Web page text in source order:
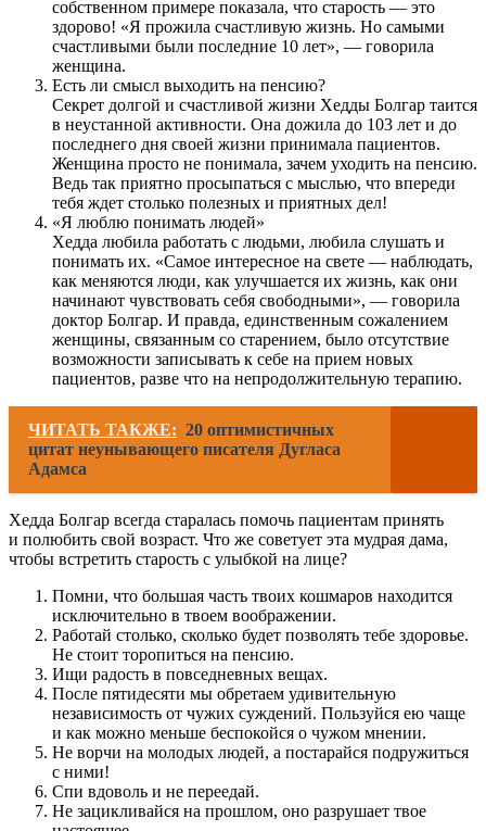
собственном примере показала, что старость — это
здорово! «Я прожила счастливую жизнь. Но самыми
счастливыми были последние 10 лет», — говорила
женщина.
Есть ли смысл выходить на пенсию?
Секрет долгой и счастливой жизни Хедды Болгар таится
в неустанной активности. Она дожила до 103 лет и до
последнего дня своей жизни принимала пациентов.
Женщина просто не понимала, зачем уходить на пенсию.
Ведь так приятно просыпаться с мыслью, что впереди
тебя ждет столько полезных и приятных дел!
«Я люблю понимать людей»
Хедда любила работать с людьми, любила слушать и
понимать их. «Самое интересное на свете — наблюдать,
как меняются люди, как улучшается их жизнь, как они
начинают чувствовать себя свободными», — говорила
доктор Болгар. И правда, единственным сожалением
женщины, связанным со старением, было отсутствие
возможности записывать к себе на прием новых
пациентов, разве что на непродолжительную терапию.
ЧИТАТЬ ТАКЖЕ: 20 оптимистичных
цитат неунывающего писателя Дугласа
Адамса
Хедда Болгар всегда старалась помочь пациентам принять
и полюбить свой возраст. Что же советует эта мудрая дама,
чтобы встретить старость с улыбкой на лице?
Помни, что большая часть твоих кошмаров находится
исключительно в твоем воображении.
Работай столько, сколько будет позволять тебе здоровье.
Не стоит торопиться на пенсию.
Ищи радость в повседневных вещах.
После пятидесяти мы обретаем удивительную
независимость от чужих суждений. Пользуйся ею чаще
и как можно меньше беспокойся о чужом мнении.
Не ворчи на молодых людей, а постарайся подружиться
с ними!
Спи вдоволь и не переедай.
Не зацикливайся на прошлом, оно разрушает твое